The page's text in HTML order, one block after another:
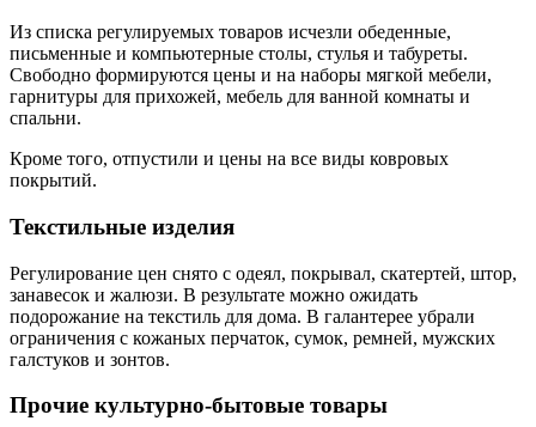
Из списка регулируемых товаров исчезли обеденные,
письменные и компьютерные столы, стулья и табуреты.
Свободно формируются цены и на наборы мягкой мебели,
гарнитуры для прихожей, мебель для ванной комнаты и
спальни.
Кроме того, отпустили и цены на все виды ковровых
покрытий.
Текстильные изделия
Регулирование цен снято с одеял, покрывал, скатертей, штор,
занавесок и жалюзи. В результате можно ожидать
подорожание на текстиль для дома. В галантерее убрали
ограничения с кожаных перчаток, сумок, ремней, мужских
галстуков и зонтов.
Прочие культурно-бытовые товары